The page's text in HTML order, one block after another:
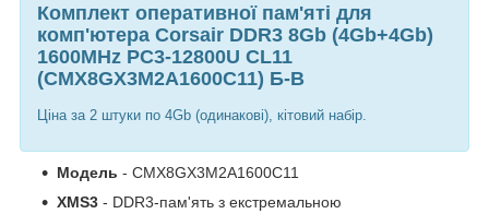
Комплект оперативної пам'яті для
комп'ютера Corsair DDR3 8Gb (4Gb+4Gb)
1600MHz PC3-12800U CL11
(CMX8GX3M2A1600C11) Б-В
Ціна за 2 штуки по 4Gb (одинакові), кітовий набір.
Модель - CMX8GX3M2A1600C11
XMS3 - DDR3-пам'ять з екстремальною